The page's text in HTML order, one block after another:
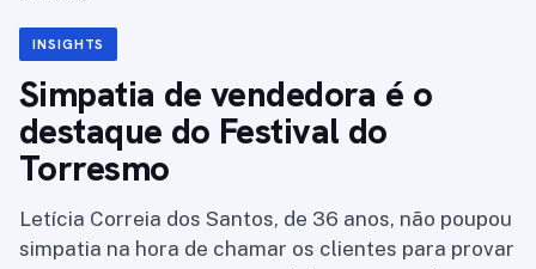
INSIGHTS
Simpatia de vendedora é o
destaque do Festival do
Torresmo
Letícia Correia dos Santos, de 36 anos, não poupou
simpatia na hora de chamar os clientes para provar